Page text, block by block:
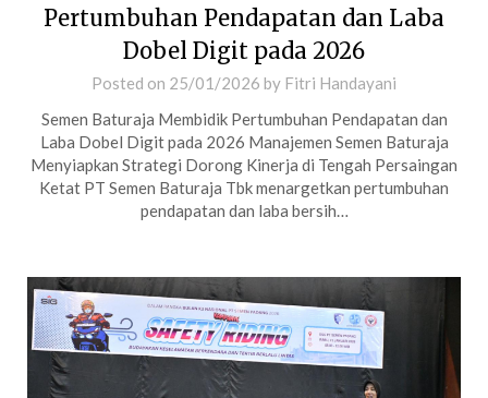
Pertumbuhan Pendapatan dan Laba
Dobel Digit pada 2026
Posted on 25/01/2026 by Fitri Handayani
Semen Baturaja Membidik Pertumbuhan Pendapatan dan
Laba Dobel Digit pada 2026 Manajemen Semen Baturaja
Menyiapkan Strategi Dorong Kinerja di Tengah Persaingan
Ketat PT Semen Baturaja Tbk menargetkan pertumbuhan
pendapatan dan laba bersih…